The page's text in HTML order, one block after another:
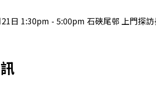
日 1:30pm - 5:00pm 石硤尾邨 上門探